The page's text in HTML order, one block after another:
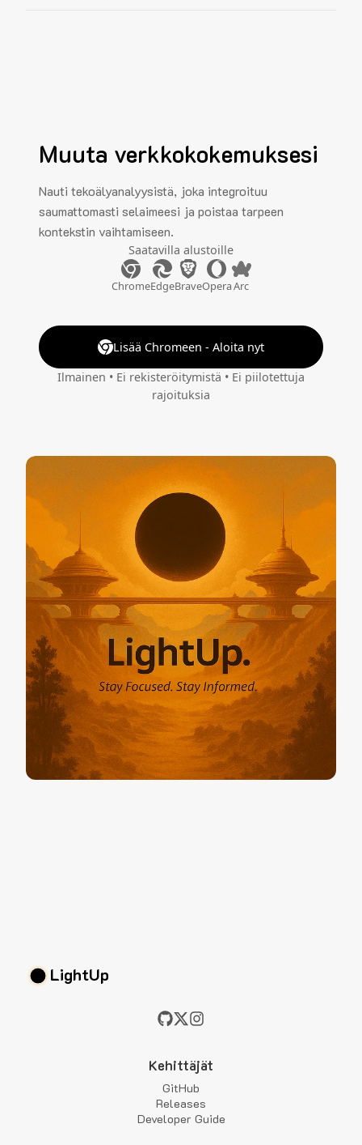
Muuta verkkokokemuksesi
Nauti tekoälyanalyysistä, joka integroituu
saumattomasti selaimeesi ja poistaa tarpeen
kontekstin vaihtamiseen.
Saatavilla alustoille
ChromeEdgeBraveOperaArc
Lisää Chromeen - Aloita nyt
Ilmainen • Ei rekisteröitymistä • Ei piilotettuja
rajoituksia
LightUp
Kehittäjät
GitHub
Releases
Developer Guide